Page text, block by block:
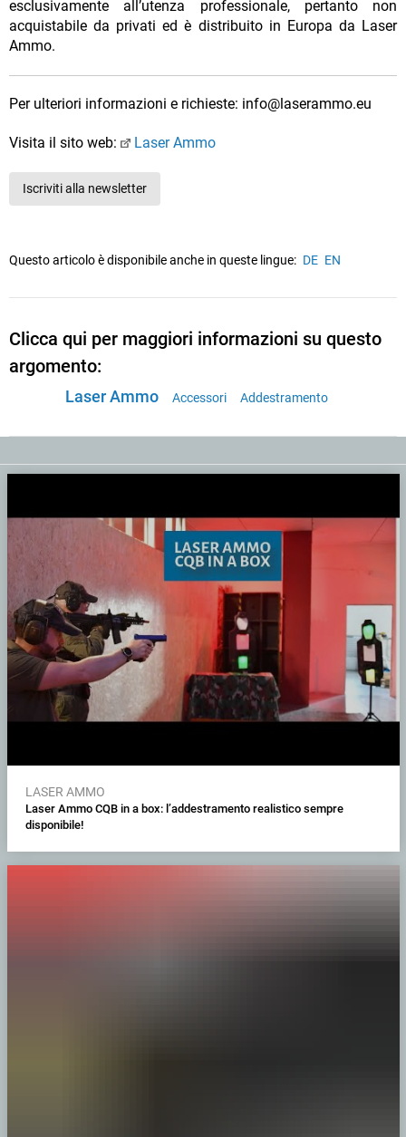
esclusivamente all’utenza professionale, pertanto non
acquistabile da privati ed è distribuito in Europa da Laser
Ammo.
Per ulteriori informazioni e richieste: info@laserammo.eu
Visita il sito web: Laser Ammo
Iscriviti alla newsletter
Questo articolo è disponibile anche in queste lingue: DE EN
Clicca qui per maggiori informazioni su questo
argomento:
Laser Ammo Accessori Addestramento
LASER AMMO
Laser Ammo CQB in a box: l’addestramento realistico sempre
disponibile!